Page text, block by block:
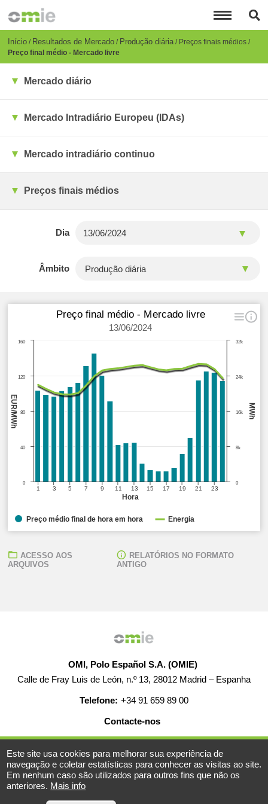
para
conteúdo
principal
Breadcrumb
Início Resultados de Mercado Produção diária Preços finais médios
Preço final médio - Mercado livre
Mercado diário
Mercado Intradiário Europeu (IDAs)
Mercado intradiário continuo
Preços finais médios
Dia
Âmbito
Hora
MWh
EUR/MWh
Preço final médio - Mercado livre
13/06/2024
1 3 5 7 9 11 13 15 17 19 21 23
0
8k
16k
24k
32k
0
120
40
80
160
Preço médio final de hora em hora Energia
ACESSO AOS
ARQUIVOS
RELATÓRIOS NO FORMATO
ANTIGO
OMI, Polo Español S.A. (OMIE)
Calle de Fray Luis de León, n.º 13, 28012 Madrid – Espanha
Telefone: +34 91 659 89 00
Contacte-nos
© 2019-2026 - Todos os direitos reservados
AJUDA EMPREGO MAPA WEB AVISO LEGAL
Este site usa cookies para melhorar sua experiência de
navegação e coletar estatísticas para conhecer as visitas ao site.
Em nenhum caso são utilizados para outros fins que não os
anteriores. Mais info